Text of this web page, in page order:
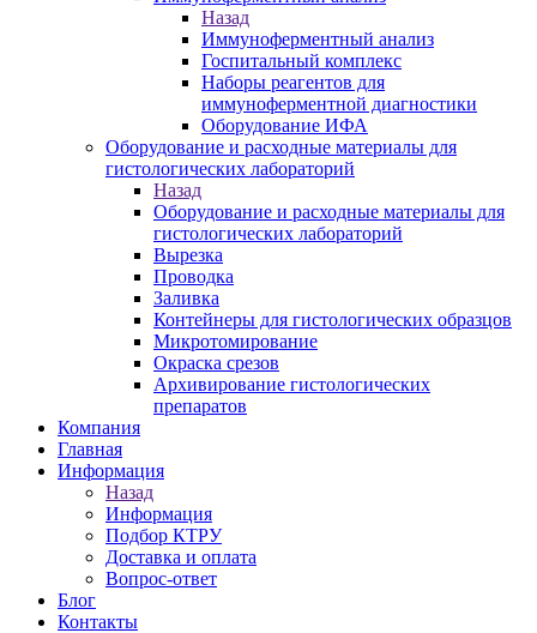
Назад
Иммуноферментный анализ
Госпитальный комплекс
Наборы реагентов для
иммуноферментной диагностики
Оборудование ИФА
Оборудование и расходные материалы для
гистологических лабораторий
Назад
Оборудование и расходные материалы для
гистологических лабораторий
Вырезка
Проводка
Заливка
Контейнеры для гистологических образцов
Микротомирование
Окраска срезов
Архивирование гистологических
препаратов
Компания
Главная
Информация
Назад
Информация
Подбор КТРУ
Доставка и оплата
Вопрос-ответ
Блог
Контакты